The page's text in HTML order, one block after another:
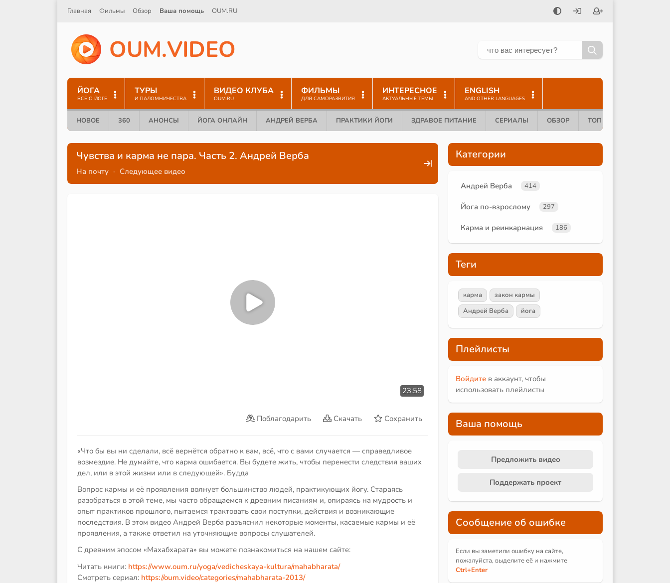
Главная Фильмы Обзор Ваша помощь OUM.RU
OUM.VIDEO
ЙОГА
ВСЁ О ЙОГЕ
ТУРЫ
И ПАЛОМНИЧЕСТВА
ВИДЕО КЛУБА
OUM.RU
ФИЛЬМЫ
ДЛЯ САМОРАЗВИТИЯ
ИНТЕРЕСНОЕ
АКТУАЛЬНЫЕ ТЕМЫ
ENGLISH
AND OTHER LANGUAGES
НОВОЕ 360 АНОНСЫ ЙОГА ОНЛАЙН АНДРЕЙ ВЕРБА ПРАКТИКИ ЙОГИ ЗДРАВОЕ ПИТАНИЕ СЕРИАЛЫ ОБЗОР ТОП 10
Чувства и карма не пара. Часть 2. Андрей Верба
На почту · Следующее видео
23:58
Поблагодарить Скачать Сохранить
«Что бы вы ни сделали, всё вернётся обратно к вам, всё, что с вами случается — справедливое
возмездие. Не думайте, что карма ошибается. Вы будете жить, чтобы перенести следствия ваших
дел, или в этой жизни или в следующей». Будда
Вопрос кармы и её проявления волнует большинство людей, практикующих йогу. Стараясь
разобраться в этой теме, мы часто обращаемся к древним писаниям и, опираясь на мудрость и
опыт практиков прошлого, пытаемся трактовать свои поступки, действия и возникающие
последствия. В этом видео Андрей Верба разъяснил некоторые моменты, касаемые кармы и её
проявления, а также ответил на уточняющие вопросы слушателей.
С древним эпосом «Махабхарата» вы можете познакомиться на нашем сайте:
Читать книги: https://www.oum.ru/yoga/vedicheskaya-kultura/mahabharata/
Смотреть сериал: https://oum.video/categories/mahabharata-2013/
Категории
Андрей Верба 414
Йога по-взрослому 297
Карма и реинкарнация 186
Теги
карма
закон кармы
Андрей Верба
йога
Плейлисты
Войдите в аккаунт, чтобы
использовать плейлисты
Ваша помощь
Предложить видео
Поддержать проект
Сообщение об ошибке
Если вы заметили ошибку на сайте,
пожалуйста, выделите её и нажмите
Ctrl+Enter